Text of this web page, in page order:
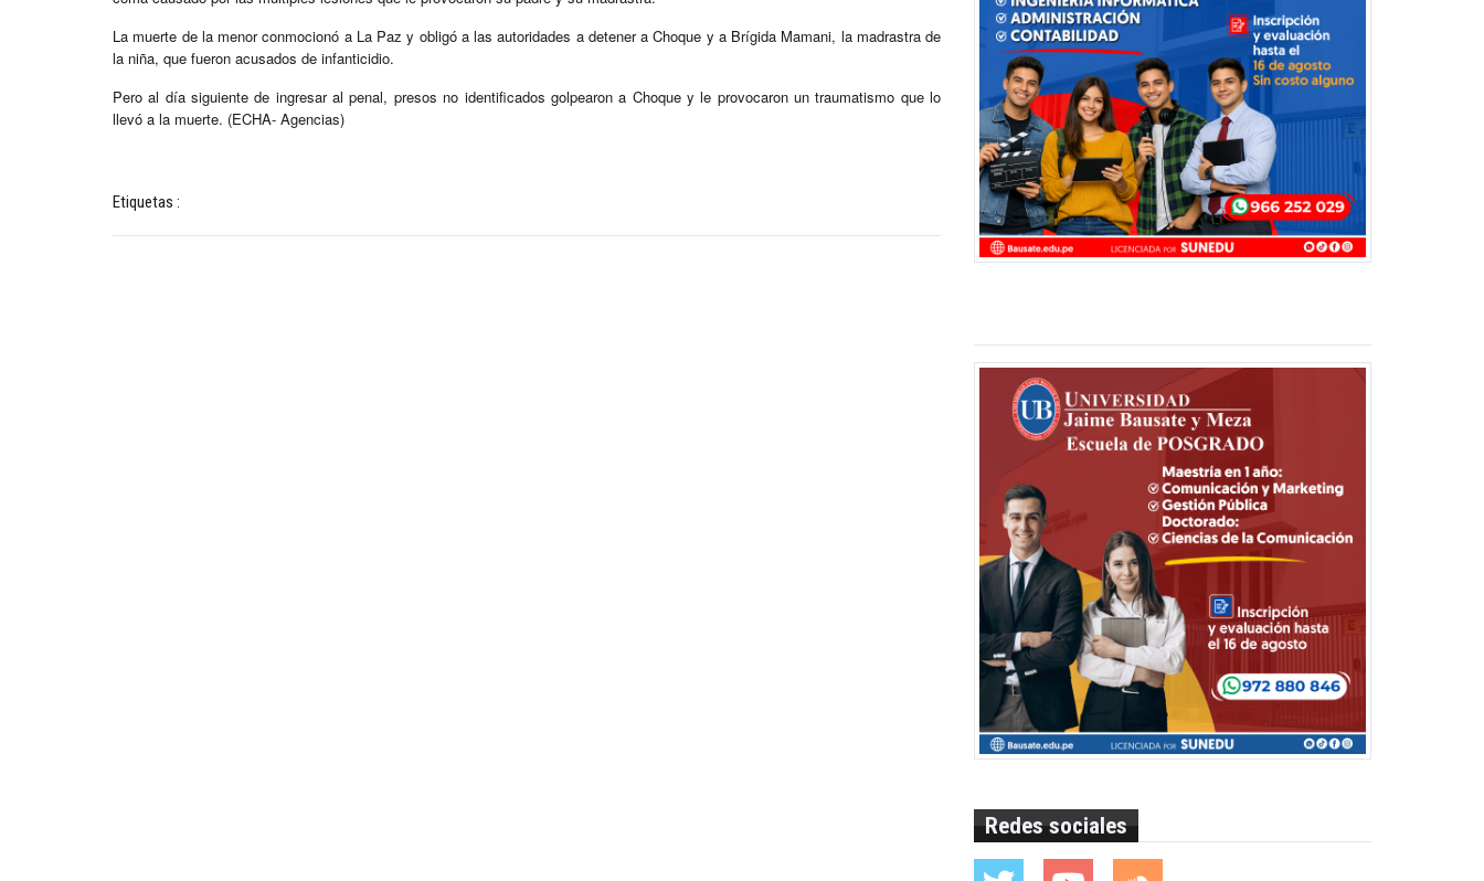
La muerte de la menor conmocionó a La Paz y obligó a las autoridades a detener a Choque y a Brígida Mamani, la madrastra de
la niña, que fueron acusados de infanticidio.
Pero al día siguiente de ingresar al penal, presos no identificados golpearon a Choque y le provocaron un traumatismo que lo
llevó a la muerte. (ECHA- Agencias)
Etiquetas :
Redes sociales